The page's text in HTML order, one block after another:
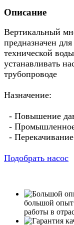
Описание
Вертикальный
предназначен
технической
устанавливать
трубопроводе
Назначение:
- Повышение
-
-
Подобрать насос
большой опыт
работы в